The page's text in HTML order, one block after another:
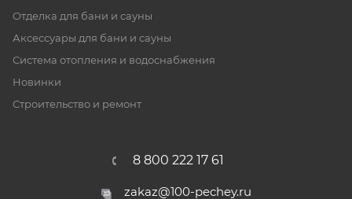
Отделка для бани и сауны
Аксессуары для бани и сауны
Система отопления и водоснабжения
Новинки
Строительство и ремонт
8 800 222 17 61
zakaz@100-pechey.ru